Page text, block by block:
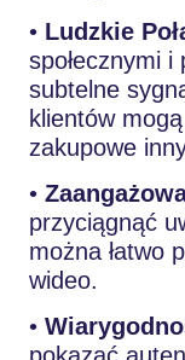
• Ludzkie
społecznymi
subtelne
klientów
zakupowe
•
przyciągnąć
można łatwo
wideo.
•
pokazać